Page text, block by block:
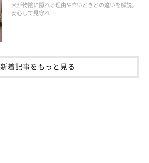
犬が物陰に隠れる理由や怖いときとの違いを解説。
安心して見守れ …
新着記事をもっと見る